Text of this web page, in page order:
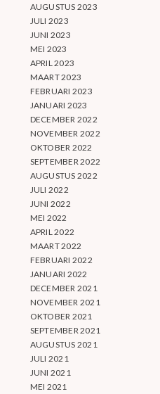
AUGUSTUS 2023
JULI 2023
JUNI 2023
MEI 2023
APRIL 2023
MAART 2023
FEBRUARI 2023
JANUARI 2023
DECEMBER 2022
NOVEMBER 2022
OKTOBER 2022
SEPTEMBER 2022
AUGUSTUS 2022
JULI 2022
JUNI 2022
MEI 2022
APRIL 2022
MAART 2022
FEBRUARI 2022
JANUARI 2022
DECEMBER 2021
NOVEMBER 2021
OKTOBER 2021
SEPTEMBER 2021
AUGUSTUS 2021
JULI 2021
JUNI 2021
MEI 2021